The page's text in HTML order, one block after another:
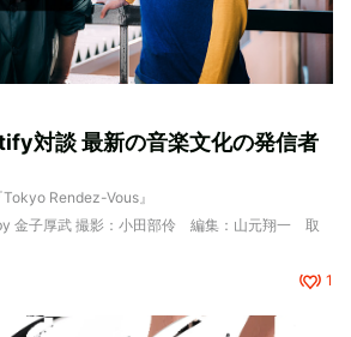
対談 最新の音楽文化の発信者
Rendez-Vous』
金子厚武 撮影：小田部伶 編集：山元翔一 取
1